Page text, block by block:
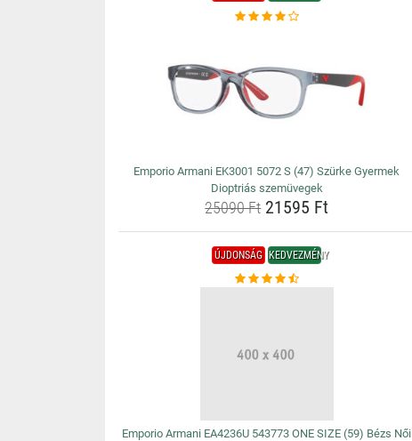
Emporio Armani EK3001 5072 S (47) Szürke Gyermek
Dioptriás szemüvegek
25090 Ft21595 Ft
ÚJDONSÁG KEDVEZMÉNY
Emporio Armani EA4236U 543773 ONE SIZE (59) Bézs Női